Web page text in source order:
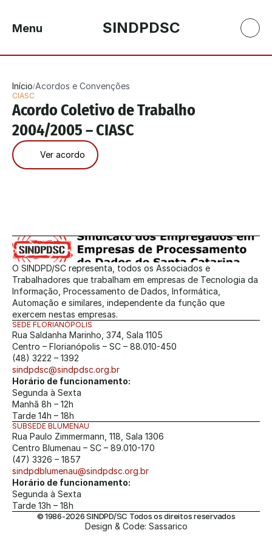
Menu SINDPDSC
Início/Acordos e Convenções
CIASC
Acordo Coletivo de Trabalho
2004/2005 – CIASC
Ver acordo
O SINDPD/SC representa, todos os Associados e
Trabalhadores que trabalham em empresas de Tecnologia da
Informação, Processamento de Dados, Informática,
Automação e similares, independente da função que
exercem nestas empresas.
SEDE FLORIANÓPOLIS
Rua Saldanha Marinho, 374, Sala 1105
Centro – Florianópolis – SC – 88.010-450
(48) 3222 – 1392
sindpdsc@sindpdsc.org.br
Horário de funcionamento:
Segunda à Sexta
Manhã 8h – 12h
Tarde 14h – 18h
SUBSEDE BLUMENAU
Rua Paulo Zimmermann, 118, Sala 1306
Centro Blumenau – SC – 89.010-170
(47) 3326 – 1857
sindpdblumenau@sindpdsc.org.br
Horário de funcionamento:
Segunda à Sexta
Tarde 13h – 18h
© 1986-2026 SINDPD/SC Todos os direitos reservados
Design & Code: Sassarico